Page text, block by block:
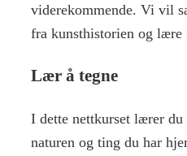
viderekommende. Vi vil
fra kunsthistorien og lære
Lær å tegne
I dette nettkurset lærer du
naturen og ting du har